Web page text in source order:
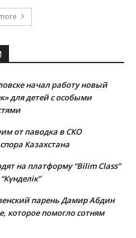
начал работу новый
для детей с особыми
от паводка в СКО
Казахстана
на платформу “Bilim Class”
парень Дамир Абдин
которое помогло сотням